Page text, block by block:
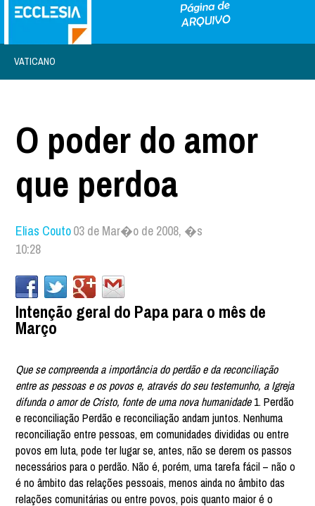
VATICANO
O poder do amor
que perdoa
Elias Couto03 de Mar�o de 2008, �s
10:28
Intenção geral do Papa para o mês de
Março
Que se compreenda a importância do perdão e da reconciliação
entre as pessoas e os povos e, através do seu testemunho, a Igreja
difunda o amor de Cristo, fonte de uma nova humanidade1. Perdão
e reconciliação Perdão e reconciliação andam juntos. Nenhuma
reconciliação entre pessoas, em comunidades divididas ou entre
povos em luta, pode ter lugar se, antes, não se derem os passos
necessários para o perdão. Não é, porém, uma tarefa fácil – não o
é no âmbito das relações pessoais, menos ainda no âmbito das
relações comunitárias ou entre povos, pois quanto maior é o